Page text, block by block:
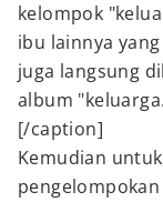
kelompok
ibu lainnya
juga langsung
album
[/caption]
Kemudian